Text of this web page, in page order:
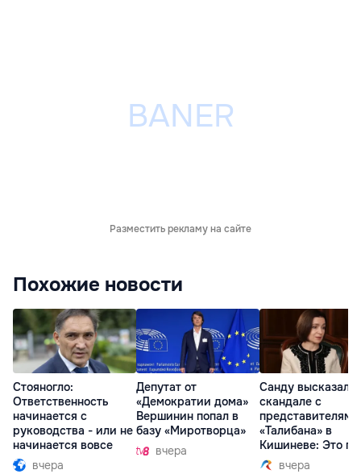
Разместить рекламу на сайте
Похожие новости
Стояногло:
Ответственность
начинается с
руководства - или не
начинается вовсе
вчера
Депутат от
«Демократии дома»
Вершинин попал в
базу «Миротворца»
вчера
Санду
скандале с
представителями
«Талибана» в
Кишиневе: Это
вчера